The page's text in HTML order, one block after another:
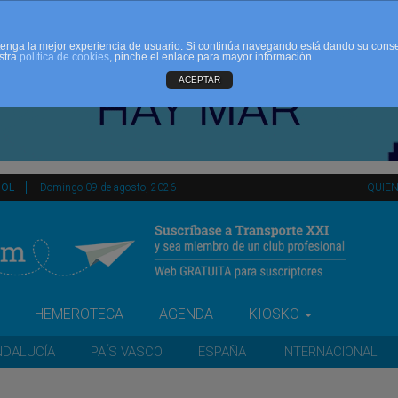
Domingo 09 de agosto, 2026
HEMEROTECA AGENDA KIOSKO
PAÍS VASCO ESPAÑA INTERNACIONAL
la mejor experiencia de usuario. Si continúa navegando está dando su
política de cookies, pinche el enlace para mayor información.
ACEPTAR